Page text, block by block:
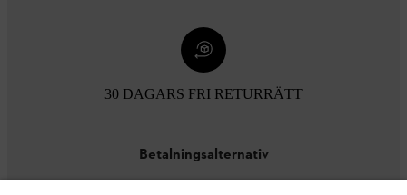
30 DAGARS FRI RETURRÄTT
Betalningsalternativ